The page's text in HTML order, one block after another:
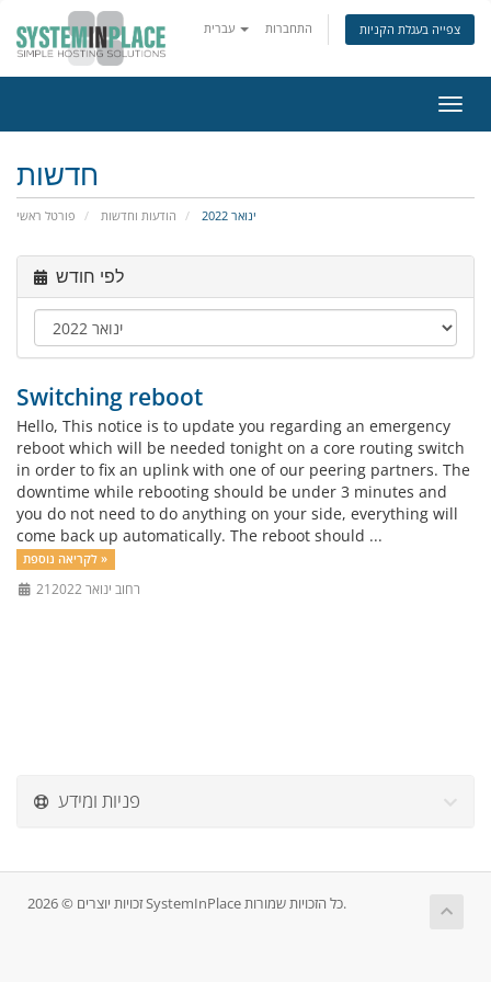
התחברות צפייה בעגלת הקניות
ניווט
חדשות
פורטל ראשי הודעות וחדשות ינואר 2022
לפי חודש
Switching reboot
Hello, This notice is to update you regarding an emergency
reboot which will be needed tonight on a core routing switch
in order to fix an uplink with one of our peering partners. The
downtime while rebooting should be under 3 minutes and
you do not need to do anything on your side, everything will
come back up automatically. The reboot should ...
לקריאה נוספת »
21רחוב ינואר 2022
פניות ומידע
זכויות יוצרים © 2026 SystemInPlace כל הזכויות שמורות.